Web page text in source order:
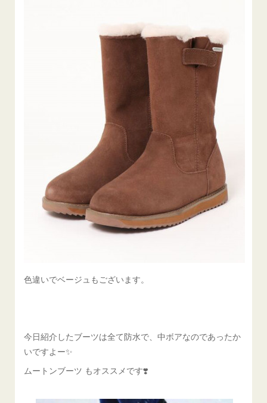
色違いでベージュもございます。
今日紹介したブーツは全て防水で、中ボアなのであったか
いですよー✨
ムートンブーツ もオススメです❣️